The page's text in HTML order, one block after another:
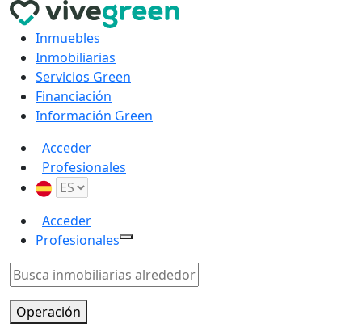
Inmuebles
Inmobiliarias
Servicios Green
Financiación
Información Green
Acceder
Profesionales
Acceder
Profesionales
Operación